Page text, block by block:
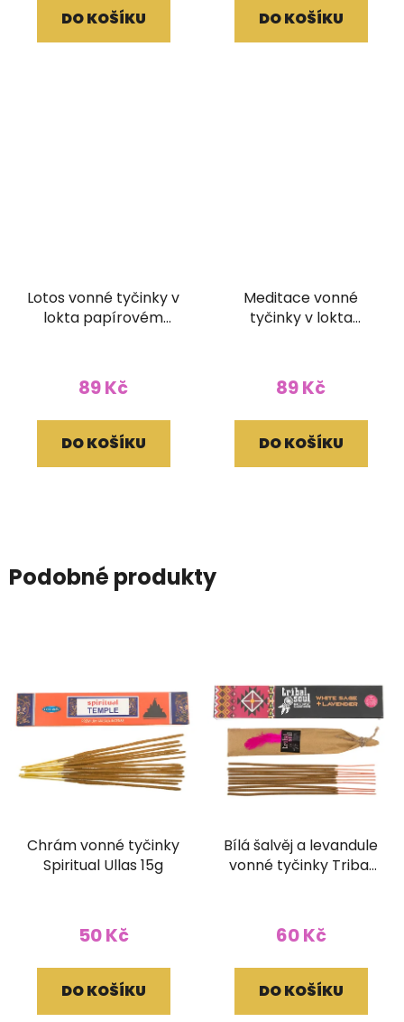
DO KOŠÍKU DO KOŠÍKU
Lotos vonné tyčinky v
lokta papírovém
89 Kč
DO KOŠÍKU
Meditace vonné
tyčinky v lokta
89 Kč
DO KOŠÍKU
Podobné produkty
Chrám vonné tyčinky
Spiritual Ullas 15g
50 Kč
DO KOŠÍKU
Bílá šalvěj a levandule
vonné tyčinky Tribal
60 Kč
DO KOŠÍKU